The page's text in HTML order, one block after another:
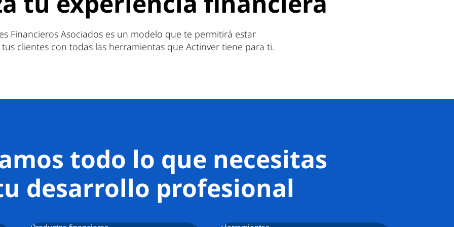
Financieros Asociados es un modelo que te permitirá estar
clientes con todas las herramientas que Actinver tiene para ti.
todo lo que necesitas
desarrollo profesional